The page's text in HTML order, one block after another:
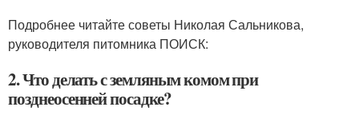
Подробнее читайте советы Николая Сальникова,
руководителя питомника ПОИСК:
2. Что делать с земляным комом при
позднеосенней посадке?